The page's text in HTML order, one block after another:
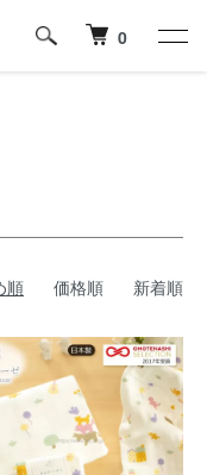
0
順 価格順 新着順